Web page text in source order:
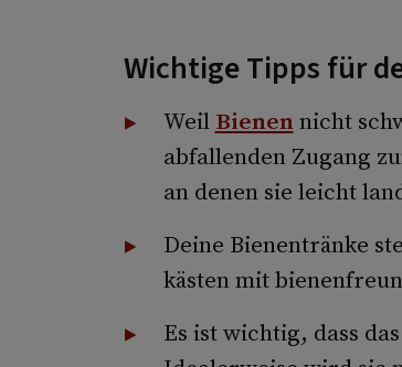
Wichtige Tipps für
Weil Bienennicht
abfallenden Zugang
an denen sie leicht
Deine Bienentränke
kästen mit
Es ist wichtig, dass